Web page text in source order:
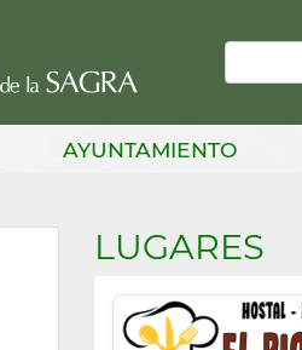
Buscar
AYUNTAMIENTO
LUGARES